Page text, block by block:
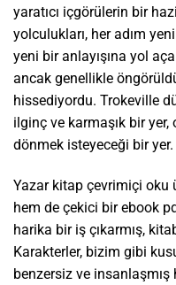
yaratıcı içgörülerin bir
yolculukları, her adım
yeni bir anlayışına yol
ancak genellikle
hissediyordu. Trokeville
ilginç ve karmaşık bir
dönmek isteyeceği bir yer.
Yazar kitap çevrimiçi oku
hem de çekici bir ebook
harika bir iş çıkarmış,
Karakterler, bizim gibi
benzersiz ve